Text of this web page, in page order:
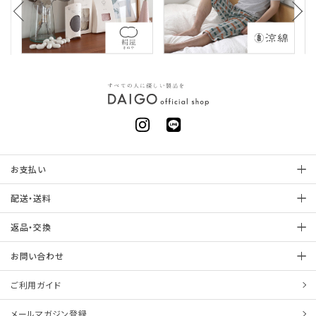
お支払い
配送・送料
返品・交換
お問い合わせ
ご利用ガイド
メールマガジン登録